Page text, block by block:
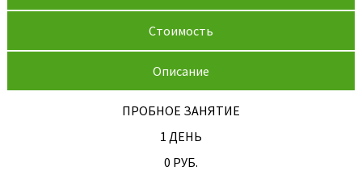
Стоимость
Описание
ПРОБНОЕ ЗАНЯТИЕ
1 ДЕНЬ
0 РУБ.